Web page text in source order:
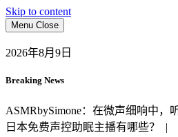
Skip to content
Menu Close
2026年8月9日
Breaking News
ASMRbySimone：在微声细响中，
日本免费声控助眠主播有哪些？ |